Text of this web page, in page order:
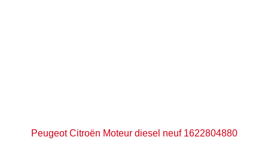
Peugeot Citroën Moteur diesel neuf 1622804880